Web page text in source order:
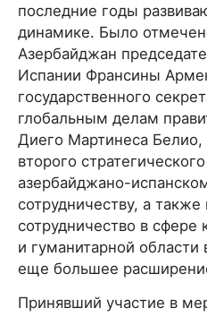
последние годы
динамике. Было
Азербайджан
Испании Франсины
государственного
глобальным делам
Диего Мартинеса
второго
азербайджано-
сотрудничеству, а
сотрудничество в сфере
и гуманитарной
еще большее
Принявший участие в